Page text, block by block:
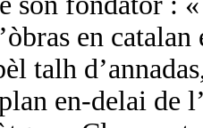
en
talh
en-delai de